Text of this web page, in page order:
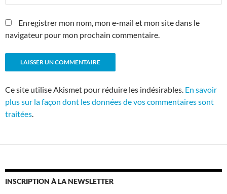
Enregistrer mon nom, mon e-mail et mon site dans le
navigateur pour mon prochain commentaire.
Ce site utilise Akismet pour réduire les indésirables. En savoir
plus sur la façon dont les données de vos commentaires sont
traitées.
INSCRIPTION À LA NEWSLETTER